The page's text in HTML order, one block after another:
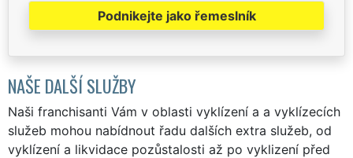
Podnikejte jako řemeslník
NAŠE DALŠÍ SLUŽBY
Naši franchisanti Vám v oblasti vyklízení a a vyklízecích
služeb mohou nabídnout řadu dalších extra služeb, od
vyklízení a likvidace pozůstalosti až po vyklizení před